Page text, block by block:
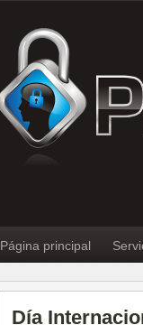
Página principal
Día